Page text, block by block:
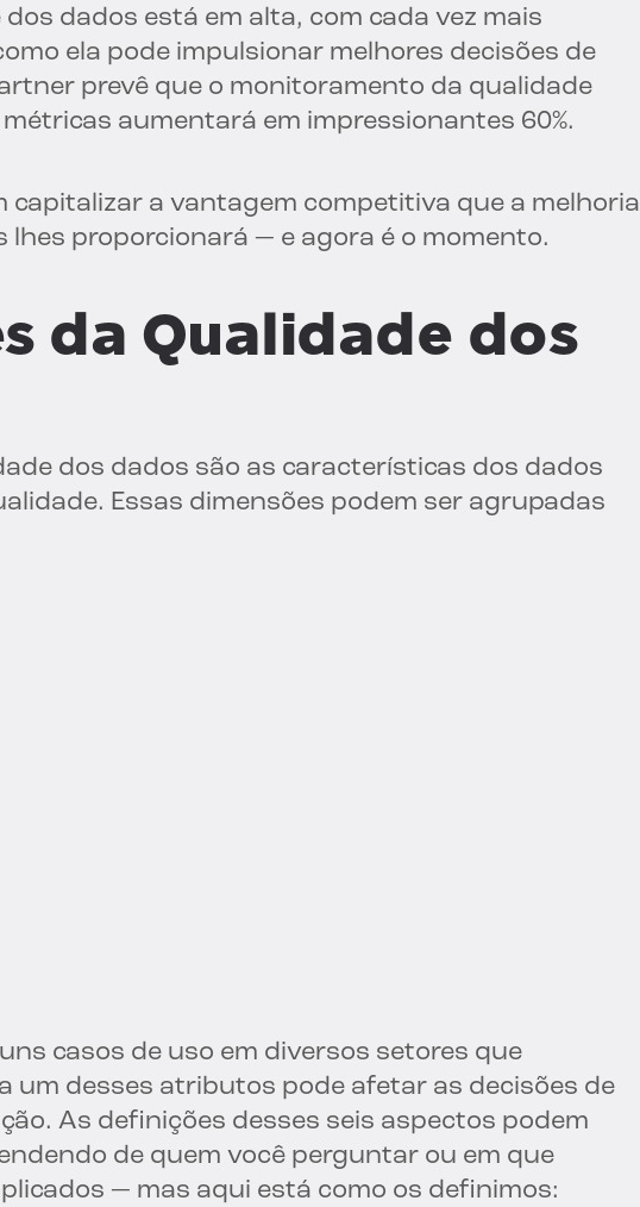
dados está em alta, com cada vez mais
ela pode impulsionar melhores decisões de
prevê que o monitoramento da qualidade
aumentará em impressionantes 60%.
capitalizar a vantagem competitiva que a melhoria
lhes proporcionará — e agora é o momento.
da Qualidade dos
dos dados são as características dos dados
Essas dimensões podem ser agrupadas
casos de uso em diversos setores que
um desses atributos pode afetar as decisões de
As definições desses seis aspectos podem
de quem você perguntar ou em que
— mas aqui está como os definimos: